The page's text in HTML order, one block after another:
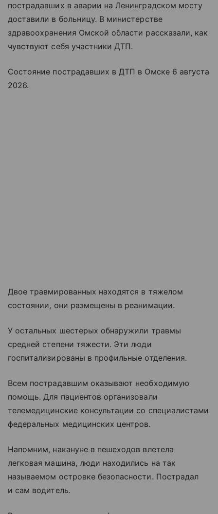
пострадавших в аварии на Ленинградском мосту
доставили в больницу. В министерстве
здравоохранения Омской области рассказали, как
чувствуют себя участники ДТП.
Состояние пострадавших в ДТП в Омске 6 августа
2026.
Двое травмированных находятся в тяжелом
состоянии, они размещены в реанимации.
У остальных шестерых обнаружили травмы
средней степени тяжести. Эти люди
госпитализированы в профильные отделения.
Всем пострадавшим оказывают необходимую
помощь. Для пациентов организовали
телемедицинские консультации со специалистами
федеральных медицинских центров.
Напомним, накануне в пешеходов влетела
легковая машина, люди находились на так
называемом островке безопасности. Пострадал
и сам водитель.